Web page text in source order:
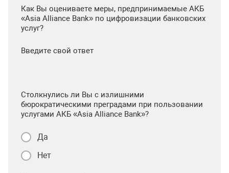
Как Вы оцениваете меры, предпринимаемые АКБ
«Asia Alliance Bank» по цифровизации банковских
услуг?
Введите свой ответ
Столкнулись ли Вы с излишними
бюрократическими преградами при пользовании
услугами АКБ «Asia Alliance Bank»?
Да
Нет